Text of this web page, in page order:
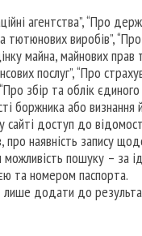
агентства”, “Про
тютюнових виробів”,
майна, майнових
послуг”, “Про
збір та облік
боржника або визнання
сайті доступ до
наявність запису
пошуку – за
та номером паспорта.
додати до